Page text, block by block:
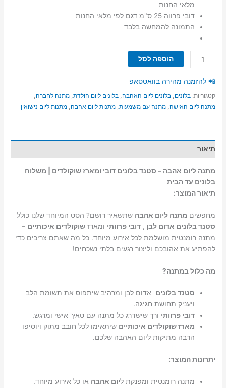
מלאי החנות
דובי פרווה 25 ס"מ דגם לפי מלאי החנות
התמונה להמחשה בלבד
כמות
של
מתנה
ליום
אהבה
סטנד
הוספה לסל
📲 להזמנה מהירה בוואטסאפ
קטגוריות: בלונים בלונים ליום האהבה בלונים ליום הולדת ,מתנה לחברה
מתנה ליום האישה ,מתנה עם משמעות ,מתנות ליום אהבה ,מתנות ליום נישואין
תיאור
מתנה ליום אהבה – סטנד בלונים דובי ומארז שוקולדים | משלוח
בלונים עד הבית
תיאור המוצר:
מחפשים מתנה ליום אהבה שתשאיר רושם? הסט המיוחד שלנו כולל
סטנד בלונים אדום לבן ,דובי פרוותי ומארזשוקולדים איכותיים –
מתנה רומנטית מושלמת לכל אירוע מיוחד. כל מה שאתם צריכים כדי
להפתיע את אהובכם וליצור רגעים בלתי נשכחים!
מה כלול במתנה?
סטנד בלונים אדום לבן ומרהיב שיתפוס את תשומת הלב
ויעניק תחושת חגיגה.
דובי פרוותי ורך שישדרג כל מתנה עם טאץ' אישי ומרגש.
מארז שוקולדים איכותיים שיתאימו לכל חובב מתוק ויוסיפו
הרבה מתיקות ליום האהבה שלכם.
יתרונות המוצר:
מתנה רומנטית ומפנקת ליום אהבה או כל אירוע מיוחד.